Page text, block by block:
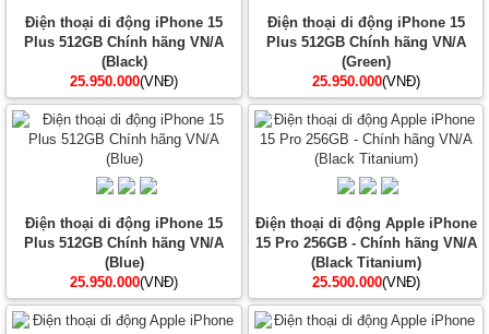
Điện thoại di động iPhone 15
Plus 512GB Chính hãng VN/A
(Black)
25.950.000(VNĐ)
Điện thoại di động iPhone 15
Plus 512GB Chính hãng VN/A
(Green)
25.950.000(VNĐ)
Điện thoại di động iPhone 15
Plus 512GB Chính hãng VN/A
(Blue)
25.950.000(VNĐ)
Điện thoại di động Apple iPhone
15 Pro 256GB - Chính hãng VN/A
(Black Titanium)
25.500.000(VNĐ)